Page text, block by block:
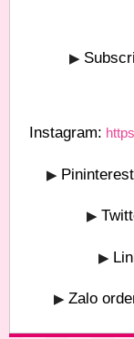
▶
Instagram:
▶
▶
▶
▶ Zalo